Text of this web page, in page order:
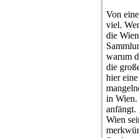
Von
viel.
die
warum
die
hier
in Wien.
anfängt.
Wien